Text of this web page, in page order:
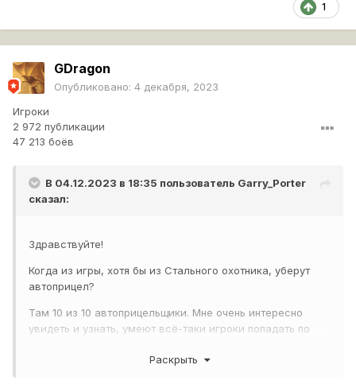
1
GDragon
Опубликовано: 4 декабря, 2023
Игроки
2 972 публикации
47 213 боёв
В 04.12.2023 в 18:35 пользователь Garry_Porter
сказал:
Здравствуйте!
Когда из игры, хотя бы из Стального охотника, уберут
автоприцел?
Там 10 из 10 автоприцельщики. Мне очень интересно
увидеть и узнать, умеют всё-таки игроки попадать по
Раскрыть